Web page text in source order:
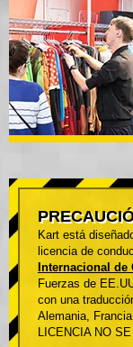
Kart está
licencia de
Internacional
Fuerzas de
con una
Alemania,
LICENCIA NO